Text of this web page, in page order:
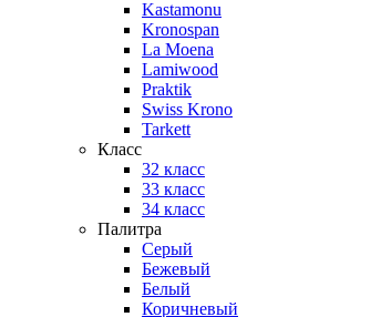
Kastamonu
Kronospan
La Moena
Lamiwood
Praktik
Swiss Krono
Tarkett
Класс
32 класс
33 класс
34 класс
Палитра
Серый
Бежевый
Белый
Коричневый